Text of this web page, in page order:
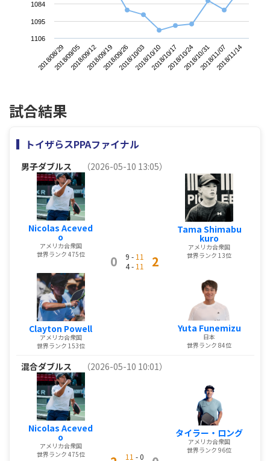
2018/08/292018/09/052018/09/122018/09/192018/09/262018/10/032018/10/102018/10/172018/10/242018/10/312018/11/072018/11/14
1084
1095
1106
試合結果
トイザらスPPAファイナル
男子ダブルス （2026-05-10 13:05）
Nicolas Aceved
o
アメリカ合衆国
世界ランク 475位
Clayton Powell
アメリカ合衆国
世界ランク 153位
0 9 - 11
4 - 11 2
Tama Shimabu
kuro
アメリカ合衆国
世界ランク 13位
Yuta Funemizu
日本
世界ランク 84位
混合ダブルス （2026-05-10 10:01）
Nicolas Aceved
o
アメリカ合衆国
世界ランク 475位
11 - 0
タイラー・ロング
アメリカ合衆国
世界ランク 96位